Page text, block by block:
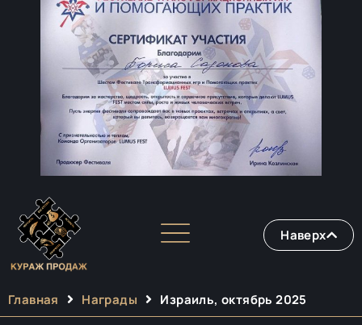
Наверх
Главная Награды Израиль, октябрь 2025